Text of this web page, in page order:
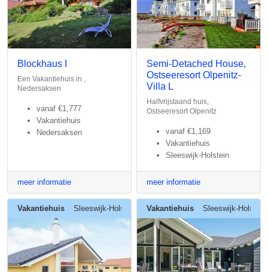
Blockhaus I
Een Vakantiehuis in ,
Nedersaksen
vanaf €1,777
Vakantiehuis
Nedersaksen
meer informatie
Semi-Detached House,
Ostseeresort Olpenitz-
Villa L
Halfvrijstaand huis,
Ostseeresort Olpenitz
vanaf €1,169
Vakantiehuis
Sleeswijk-Holstein
meer informatie
Vakantiehuis Sleeswijk-Holstein Vakantiehuis Sleeswijk-Holstein